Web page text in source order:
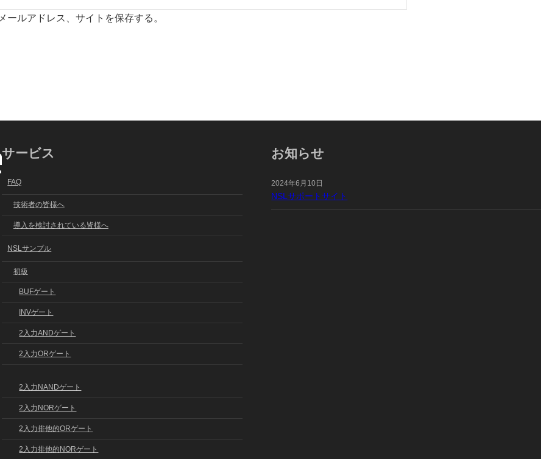
ルアドレス、サイトを保存する。
サービス
FAQ
技術者の皆様へ
導入を検討されている皆様へ
NSLサンプル
初級
BUFゲート
INVゲート
2入力ANDゲート
2入力ORゲート
2入力NANDゲート
2入力NORゲート
2入力排他的ORゲート
2入力排他的NORゲート
お知らせ
2024年6月10日
NSLサポートサイト